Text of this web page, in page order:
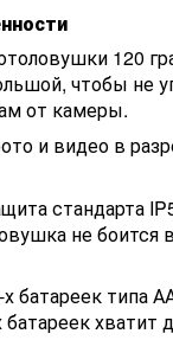
120
чтобы не
от камеры.
и видео в
стандарта
не боится
батареек типа
хватит